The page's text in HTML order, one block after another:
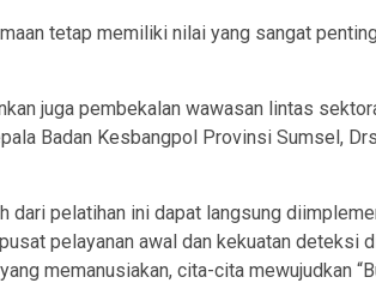
tetap memiliki nilai yang sangat
juga pembekalan wawasan lintas
Badan Kesbangpol Provinsi Sumsel,
pelatihan ini dapat langsung
pelayanan awal dan kekuatan
memanusiakan, cita-cita mewujudkan